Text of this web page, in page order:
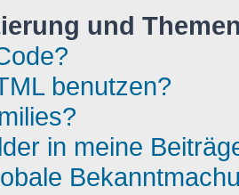
und
benutzen?
in meine